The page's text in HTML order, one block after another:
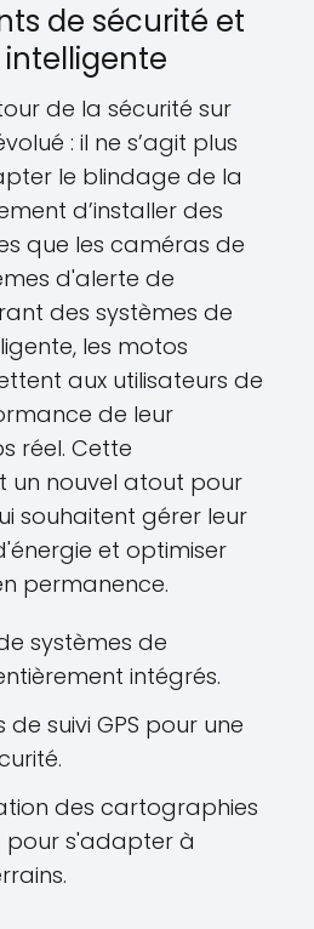
de sécurité et
de la sécurité sur
: il ne s’agit plus
le blindage de la
d’installer des
que les caméras de
d'alerte de
des systèmes de
les motos
aux utilisateurs de
de leur
réel. Cette
un nouvel atout pour
souhaitent gérer leur
et optimiser
permanence.
systèmes de
intégrés.
de suivi GPS pour une
des cartographies
pour s'adapter à